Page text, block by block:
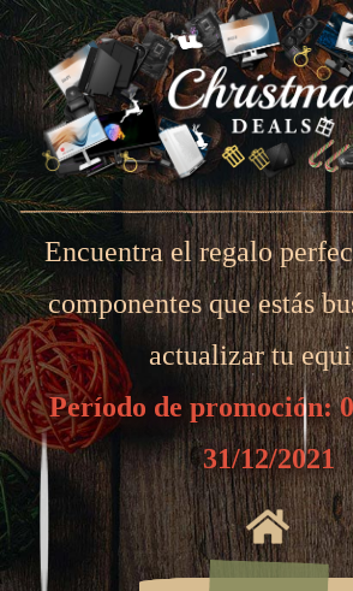
Encuentra el regalo
componentes que estás
actualizar tu
Período de promoción:
31/12/2021